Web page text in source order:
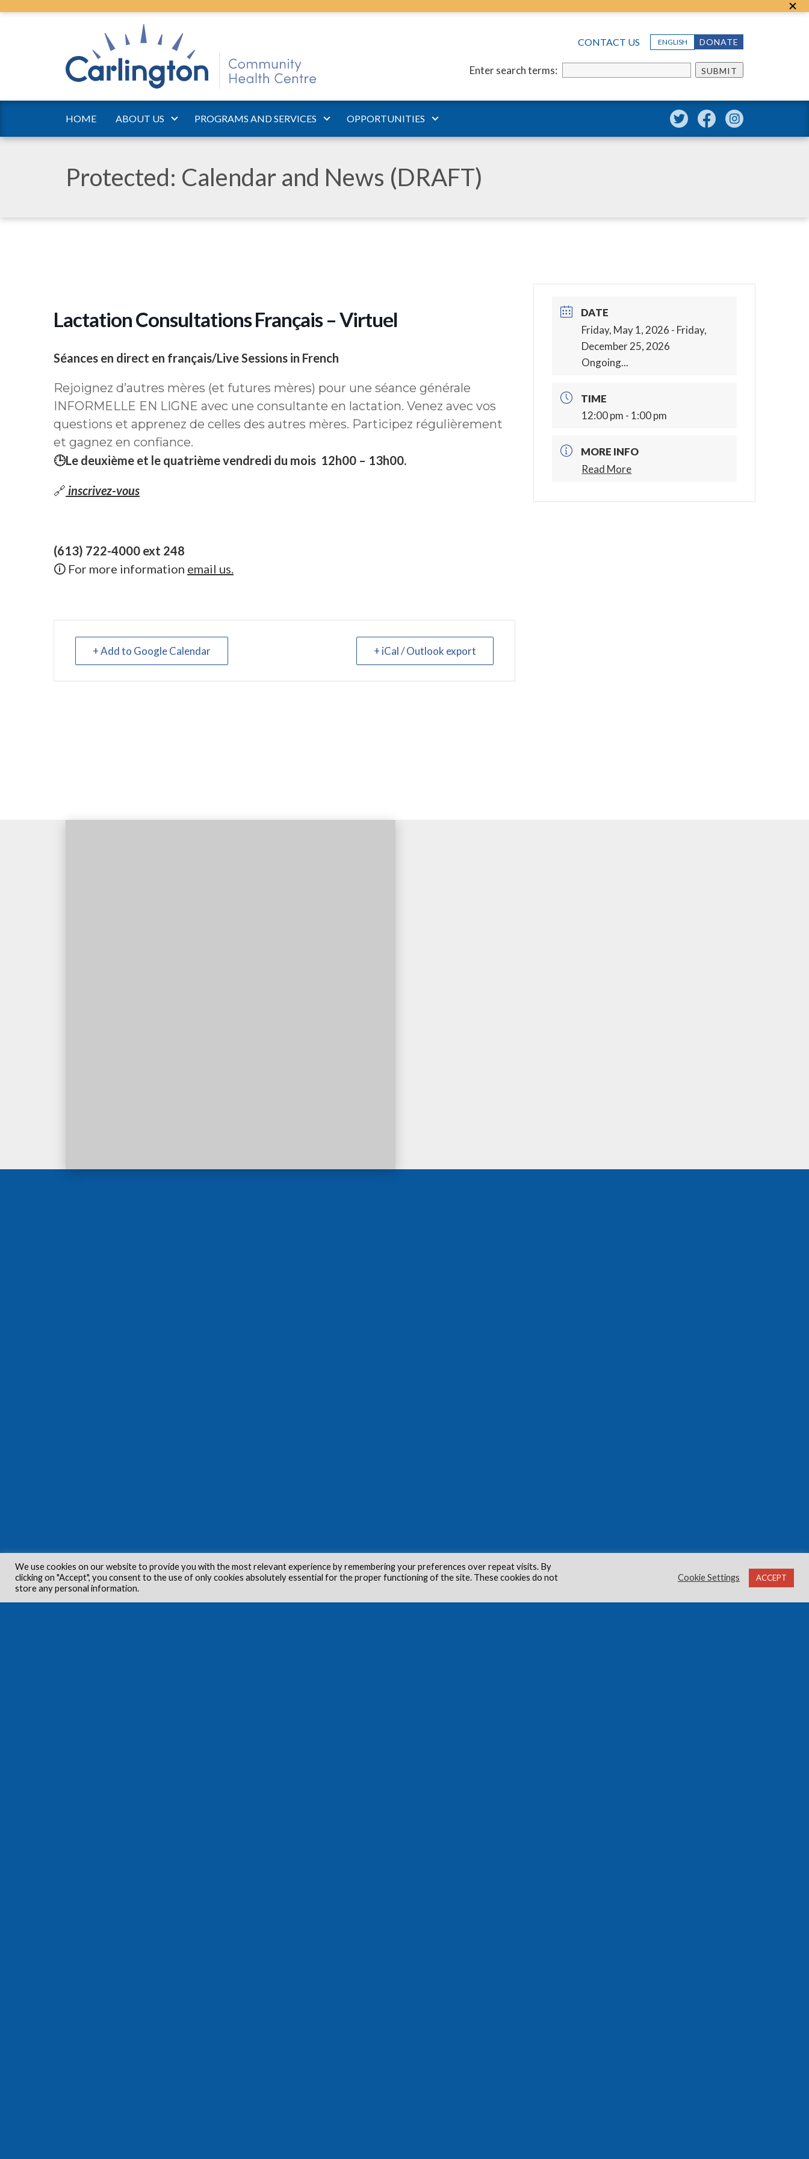
CONTACT US ENGLISH DONATE
Enter search terms: SUBMIT
HOME ABOUT US PROGRAMS AND SERVICES OPPORTUNITIES
Protected: Calendar and News (DRAFT)
Lactation Consultations Français – Virtuel
Séances en direct en français/Live Sessions in French
Rejoignez d’autres mères (et futures mères) pour une séance générale
INFORMELLE EN LIGNE avec une consultante en lactation. Venez avec vos
questions et apprenez de celles des autres mères. Participez régulièrement
et gagnez en confiance.
🕒Le deuxième et le quatrième vendredi du mois 12h00 – 13h00.
🔗 inscrivez-vous
(613) 722-4000 ext 248
🛈 For more information email us.
+ Add to Google Calendar + iCal / Outlook export
DATE
Friday, May 1, 2026 - Friday,
December 25, 2026
Ongoing...
TIME
12:00 pm - 1:00 pm
MORE INFO
Read More
We use cookies on our website to provide you with the most relevant experience by remembering your preferences over repeat visits. By
clicking on "Accept", you consent to the use of only cookies absolutely essential for the proper functioning of the site. These cookies do not
store any personal information.
Cookie Settings ACCEPT